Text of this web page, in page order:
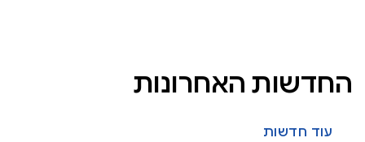
החדשות האחרונות
עוד חדשות